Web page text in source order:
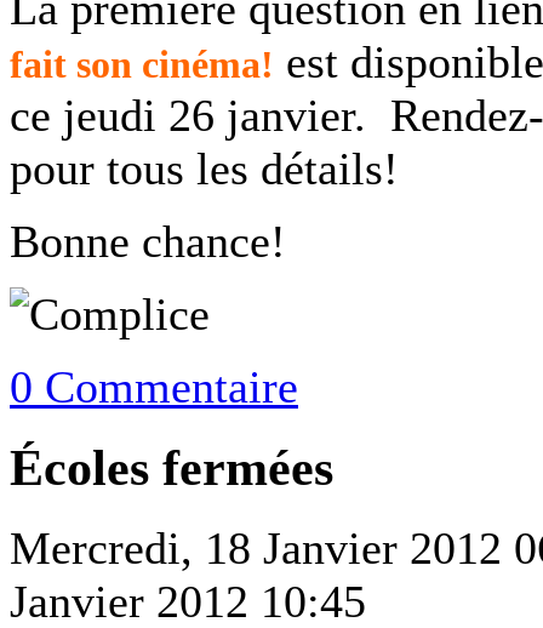
fait son cinéma! est
ce jeudi 26 janvier.
pour tous les détails!
Bonne chance!
0 Commentaire
Écoles fermées
Mercredi, 18 Janvier 2012
Janvier 2012 10:45